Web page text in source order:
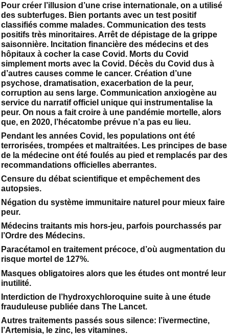
Pour créer l’illusion d’une crise internationale, on a utilisé
des subterfuges. Bien portants avec un test positif
classifiés comme malades. Communication des tests
positifs très minoritaires. Arrêt de dépistage de la grippe
saisonnière. Incitation financière des médecins et des
hôpitaux à cocher la case Covid. Morts du Covid
simplement morts avec la Covid. Décès du Covid dus à
d’autres causes comme le cancer. Création d’une
psychose, dramatisation, exacerbation de la peur,
corruption au sens large. Communication anxiogène au
service du narratif officiel unique qui instrumentalise la
peur. On nous a fait croire à une pandémie mortelle, alors
que, en 2020, l’hécatombe prévue n’a pas eu lieu.
Pendant les années Covid, les populations ont été
terrorisées, trompées et maltraitées. Les principes de base
de la médecine ont été foulés au pied et remplacés par des
recommandations officielles aberrantes.
Censure du débat scientifique et empêchement des
autopsies.
Négation du système immunitaire naturel pour mieux faire
peur.
Médecins traitants mis hors-jeu, parfois pourchassés par
l’Ordre des Médecins.
Paracétamol en traitement précoce, d’où augmentation du
risque mortel de 127%.
Masques obligatoires alors que les études ont montré leur
inutilité.
Interdiction de l’hydroxychloroquine suite à une étude
frauduleuse publiée dans The Lancet.
Autres traitements passés sous silence: l’ivermectine,
l’Artemisia, le zinc, les vitamines.